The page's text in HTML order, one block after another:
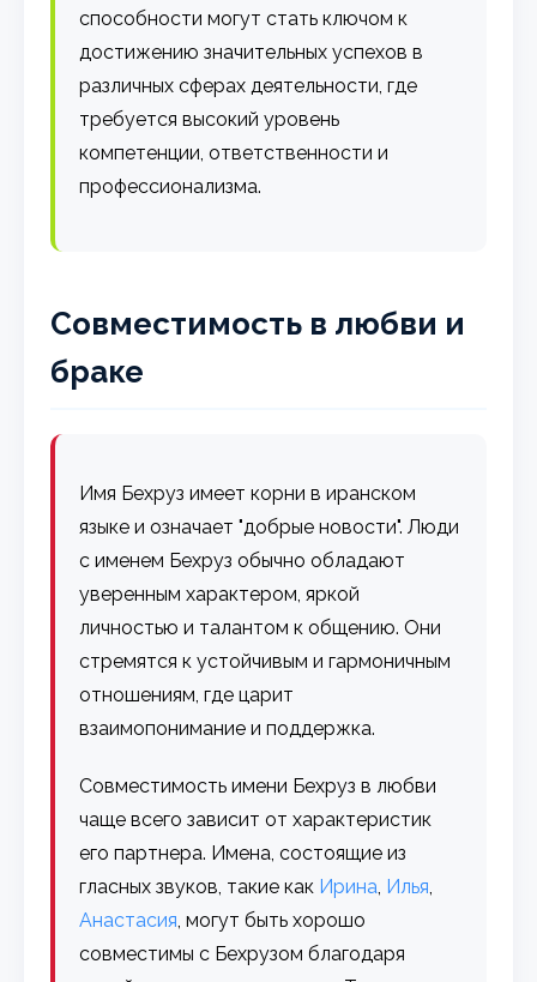
способности могут стать ключом к
достижению значительных успехов в
различных сферах деятельности, где
требуется высокий уровень
компетенции, ответственности и
профессионализма.
Совместимость в любви и
браке
Имя Бехруз имеет корни в иранском
языке и означает "добрые новости". Люди
с именем Бехруз обычно обладают
уверенным характером, яркой
личностью и талантом к общению. Они
стремятся к устойчивым и гармоничным
отношениям, где царит
взаимопонимание и поддержка.
Совместимость имени Бехруз в любви
чаще всего зависит от характеристик
его партнера. Имена, состоящие из
гласных звуков, такие как Ирина, Илья,
Анастасия, могут быть хорошо
совместимы с Бехрузом благодаря